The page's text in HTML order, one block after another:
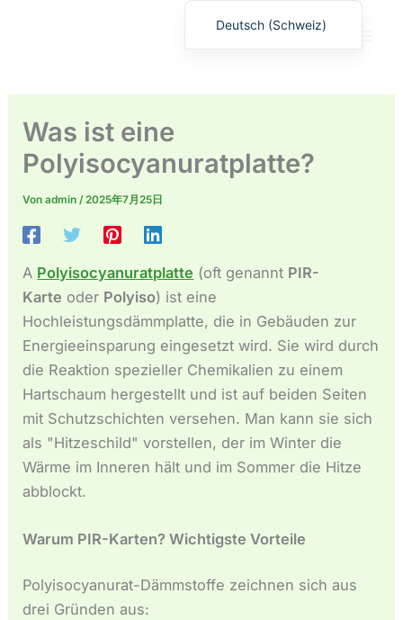
Was ist eine
Polyisocyanuratplatte?
Vonadmin/2025年7月25日
A Polyisocyanuratplatte (oft genannt PIR-
Karte oder Polyiso) ist eine
Hochleistungsdämmplatte, die in Gebäuden zur
Energieeinsparung eingesetzt wird. Sie wird durch
die Reaktion spezieller Chemikalien zu einem
Hartschaum hergestellt und ist auf beiden Seiten
mit Schutzschichten versehen. Man kann sie sich
als "Hitzeschild" vorstellen, der im Winter die
Wärme im Inneren hält und im Sommer die Hitze
abblockt.
Warum PIR-Karten? Wichtigste Vorteile
Polyisocyanurat-Dämmstoffe zeichnen sich aus
drei Gründen aus:
Deutsch (Schweiz)
Español
Español de Perú
Español de Colombia
Español de México
Español de Argentina
Français du Canada